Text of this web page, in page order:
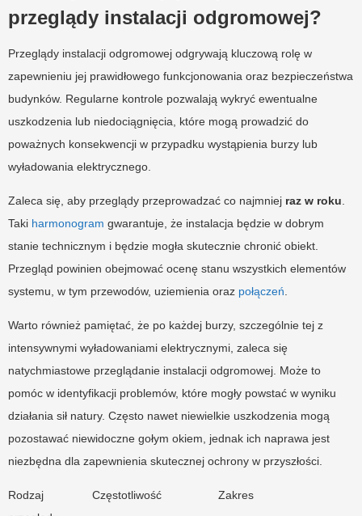
przeglądy instalacji odgromowej?
Przeglądy instalacji odgromowej odgrywają kluczową rolę w
zapewnieniu jej prawidłowego funkcjonowania oraz bezpieczeństwa
budynków. Regularne kontrole pozwalają wykryć ewentualne
uszkodzenia lub niedociągnięcia, które mogą prowadzić do
poważnych konsekwencji w przypadku wystąpienia burzy lub
wyładowania elektrycznego.
Zaleca się, aby przeglądy przeprowadzać co najmniej raz w roku
Taki harmonogram gwarantuje, że instalacja będzie w dobrym
stanie technicznym i będzie mogła skutecznie chronić obiekt.
Przegląd powinien obejmować ocenę stanu wszystkich elementów
systemu, w tym przewodów, uziemienia oraz połączeń
Warto również pamiętać, że po każdej burzy, szczególnie tej z
intensywnymi wyładowaniami elektrycznymi, zaleca się
natychmiastowe przeglądanie instalacji odgromowej. Może to
pomóc w identyfikacji problemów, które mogły powstać w wyniku
działania sił natury. Często nawet niewielkie uszkodzenia mogą
pozostawać niewidoczne gołym okiem, jednak ich naprawa jest
niezbędna dla zapewnienia skutecznej ochrony w przyszłości.
Rodzaj
Częstotliwość Zakres